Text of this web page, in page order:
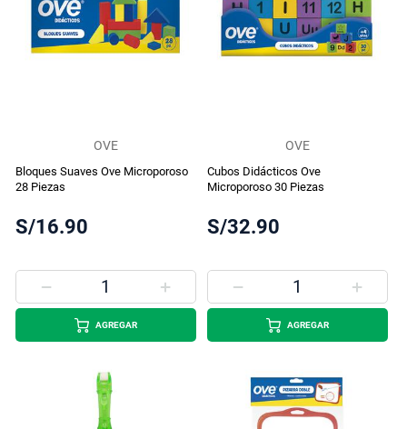
OVE
Bloques Suaves Ove Microporoso
28 Piezas
S/16.90
AGREGAR
OVE
Cubos Didácticos Ove
Microporoso 30 Piezas
S/32.90
AGREGAR